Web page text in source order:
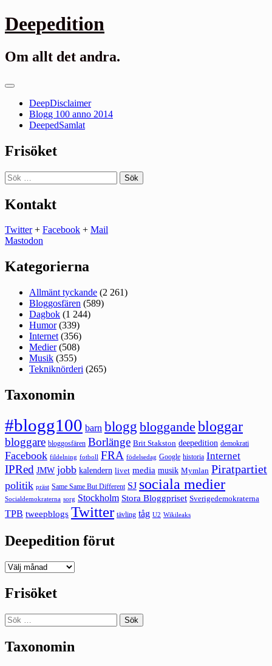
Gå
till
Deepedition
Om allt det andra.
Primär
DeepDisclaimer
Blogg 100 anno 2014
DeepedSamlat
Frisöket
Sök
efter:
Kontakt
Twitter+ Facebook + Mail
Mastodon
Kategorierna
Allmänt tyckande (2 261)
Bloggosfären (589)
Dagbok (1 244)
Humor(339)
Internet (356)
Medier(508)
Musik (355)
Tekniknörderi (265)
Taxonomin
#blogg100 barn blogg bloggande bloggar
bloggare bloggosfären Borlänge Brit Stakston deepedition demokrati
Facebook fildelning fotboll FRA födelsedag Google historia Internet
IPRed JMW jobb kalendern livet media musik Mymlan Piratpartiet
politik präst Same Same But Different SJ sociala medier
Socialdemokraterna sorg Stockholm Stora Bloggpriset Sverigedemokraterna
TPB tweepblogs Twitter tävling tåg U2 Wikileaks
Deepedition förut
Deepedition
Frisöket
Sök
efter:
Taxonomin